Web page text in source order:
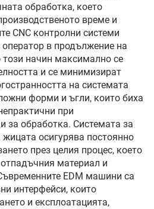
обработка, което
време и
CNC контролни системи
в продължение на
този начин максимално се
и се минимизират
на системата
форми и ъгли, които биха
при
за обработка. Системата за
осигурява постоянно
през целия процес, което
материал и
EDM машини са
интерфейси, които
и експлоатацията,